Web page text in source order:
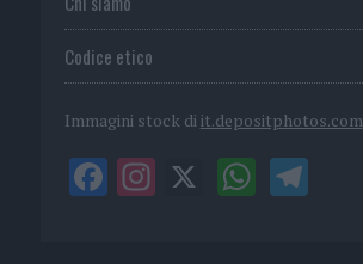
Codice etico
Immagini stock di it.depositphotos.com